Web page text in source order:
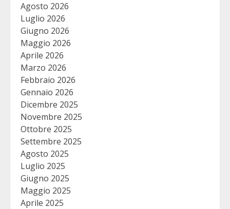
Agosto 2026
Luglio 2026
Giugno 2026
Maggio 2026
Aprile 2026
Marzo 2026
Febbraio 2026
Gennaio 2026
Dicembre 2025
Novembre 2025
Ottobre 2025
Settembre 2025
Agosto 2025
Luglio 2025
Giugno 2025
Maggio 2025
Aprile 2025